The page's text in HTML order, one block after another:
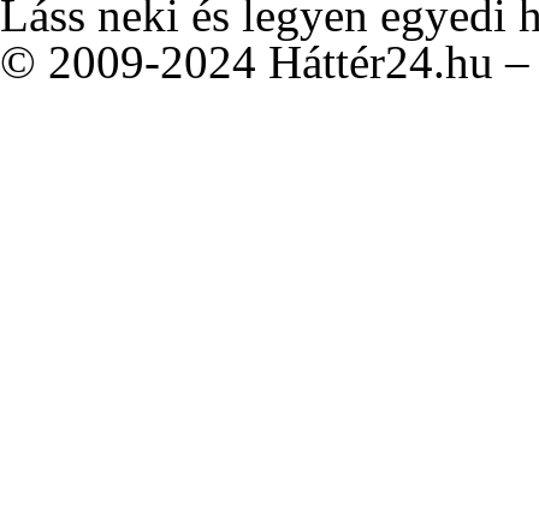
Láss neki és legyen egyedi
© 2009-2024 Háttér24.hu